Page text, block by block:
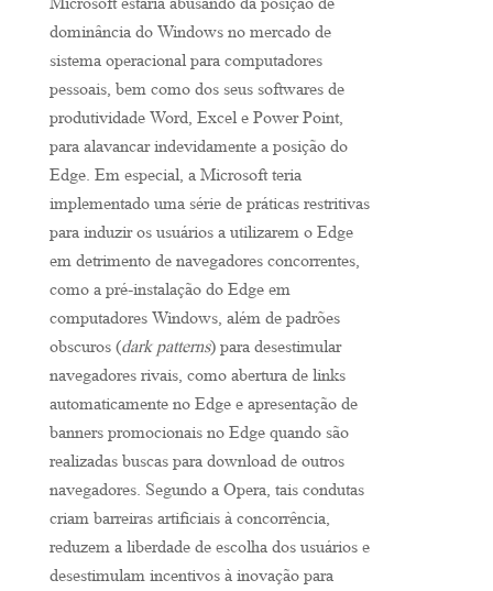
Microsoft estaria abusando da posição de
dominância do Windows no mercado de
sistema operacional para computadores
pessoais, bem como dos seus softwares de
produtividade Word, Excel e Power Point,
para alavancar indevidamente a posição do
Edge. Em especial, a Microsoft teria
implementado uma série de práticas restritivas
para induzir os usuários a utilizarem o Edge
em detrimento de navegadores concorrentes,
como a pré-instalação do Edge em
computadores Windows, além de padrões
obscuros (dark patterns) para desestimular
navegadores rivais, como abertura de links
automaticamente no Edge e apresentação de
banners promocionais no Edge quando são
realizadas buscas para download de outros
navegadores. Segundo a Opera, tais condutas
criam barreiras artificiais à concorrência,
reduzem a liberdade de escolha dos usuários e
desestimulam incentivos à inovação para